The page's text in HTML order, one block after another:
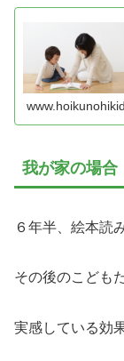
我が家の場合
６年半、絵本読
その後のこども
実感している効